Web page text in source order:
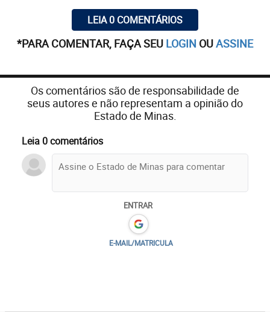
LEIA 0 COMENTÁRIOS
*PARA COMENTAR, FAÇA SEU LOGIN OUASSINE
Os comentários são de responsabilidade de
seus autores e não representam a opinião do
Estado de Minas.
Leia 0 comentários
ENTRAR
E-MAIL/MATRICULA